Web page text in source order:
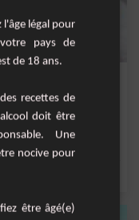
de bitter, de jus de pomme
l'âge légal pour
pays de
de 18 ans.
recettes de
doit être
Une
nocive pour
être âgé(e)